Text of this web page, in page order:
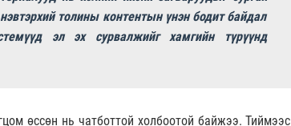
толины контентын үнэн бодит байдал
эл эх сурвалжийг хамгийн түрүүнд
өссөн нь чатботтой холбоотой байжээ. Тиймээс